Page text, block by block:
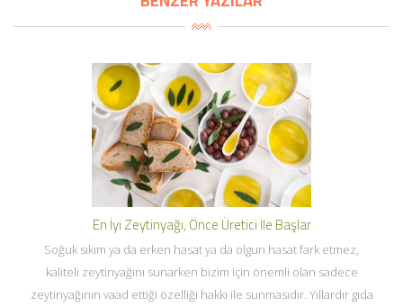
En İyi Zeytinyağı, Önce Üretici İle Başlar
Soğuk sıkım ya da erken hasat ya da olgun hasat fark etmez,
kaliteli zeytinyağını sunarken bizim için önemli olan sadece
zeytinyağının vaad ettiği özelliği hakkı ile sunmasıdır. Yıllardır gıda